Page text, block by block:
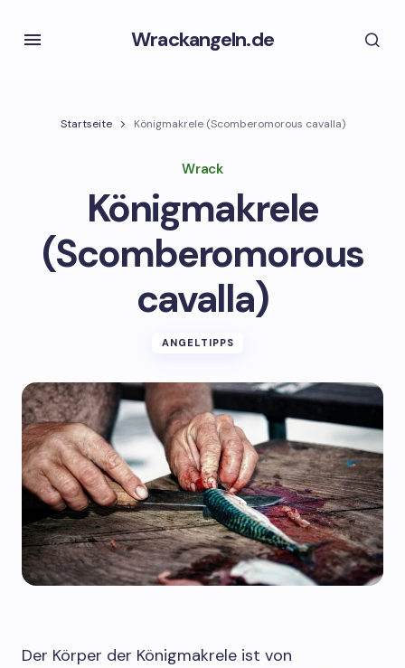
Wrackangeln.de
Startseite Königmakrele (Scomberomorous cavalla)
Wrack
Königmakrele
(Scomberomorous
cavalla)
ANGELTIPPS
Der Körper der Königmakrele ist von